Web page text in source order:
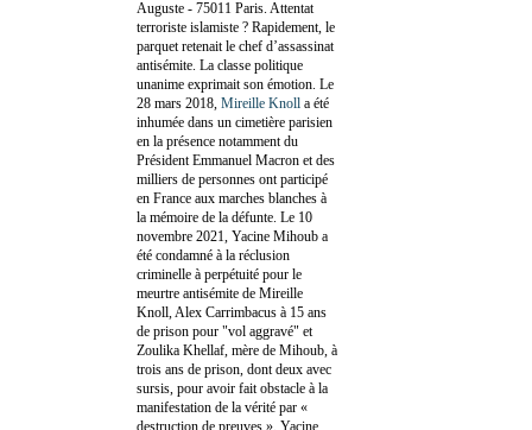
Auguste - 75011 Paris. Attentat
terroriste islamiste ? Rapidement, le
parquet retenait le chef d’assassinat
antisémite. La classe politique
unanime exprimait son émotion. Le
28 mars 2018, Mireille Knoll a été
inhumée dans un cimetière parisien
en la présence notamment du
Président Emmanuel Macron et des
milliers de personnes ont participé
en France aux marches blanches à
la mémoire de la défunte. Le 10
novembre 2021, Yacine Mihoub a
été condamné à la réclusion
criminelle à perpétuité pour le
meurtre antisémite de Mireille
Knoll, Alex Carrimbacus à 15 ans
de prison pour "vol aggravé" et
Zoulika Khellaf, mère de Mihoub, à
trois ans de prison, dont deux avec
sursis, pour avoir fait obstacle à la
manifestation de la vérité par «
destruction de preuves ». Yacine